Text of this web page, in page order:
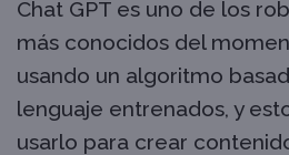
Chat GPT es uno de los
más conocidos del
usando un algoritmo
lenguaje entrenados, y
usarlo para crear